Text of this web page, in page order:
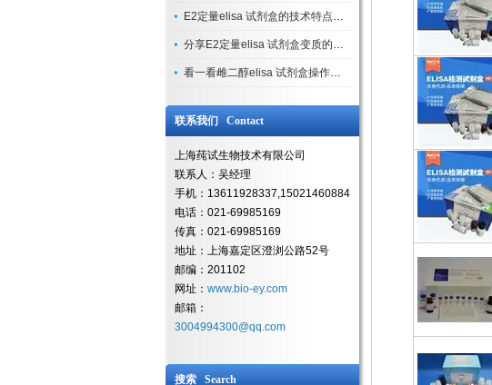
E2定量elisa 试剂盒的技术特点解读
分享E2定量elisa 试剂盒变质的因素
看一看雌二醇elisa 试剂盒操作注意事项和你知道的一样吗
联系我们 Contact
上海莼试生物技术有限公司
联系人：吴经理
手机：13611928337,15021460884
电话：021-69985169
传真：021-69985169
地址：上海嘉定区澄浏公路52号
邮编：201102
网址： www.bio-ey.com
邮箱：
3004994300@qq.com
搜索 Search